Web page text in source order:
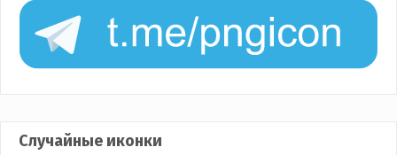
Случайные иконки